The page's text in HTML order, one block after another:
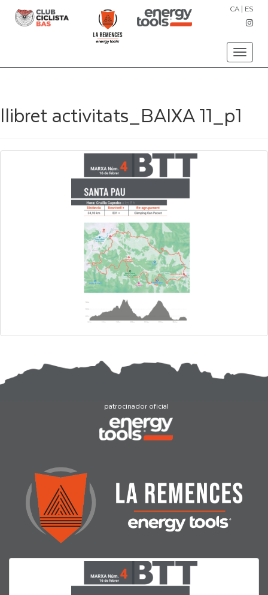
Toggle
CA | ES
llibret activitats_BAIXA 11_p1
patrocinador oficial